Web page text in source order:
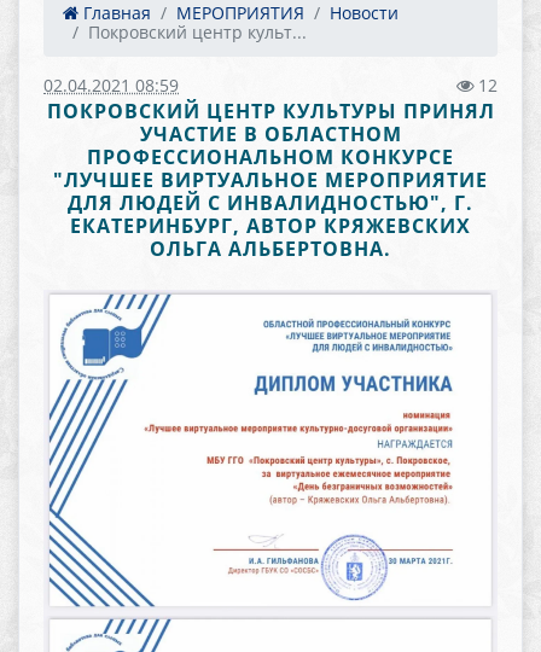
Главная МЕРОПРИЯТИЯ
Новости
Покровский центр культ...
02.04.2021 08:59 12
ПОКРОВСКИЙ ЦЕНТР КУЛЬТУРЫ ПРИНЯЛ
УЧАСТИЕ В ОБЛАСТНОМ
ПРОФЕССИОНАЛЬНОМ КОНКУРСЕ
"ЛУЧШЕЕ ВИРТУАЛЬНОЕ МЕРОПРИЯТИЕ
ДЛЯ ЛЮДЕЙ С ИНВАЛИДНОСТЬЮ", Г.
ЕКАТЕРИНБУРГ, АВТОР КРЯЖЕВСКИХ
ОЛЬГА АЛЬБЕРТОВНА.